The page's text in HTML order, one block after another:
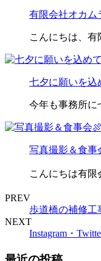
有限会社オカ
こんにちは、
七夕に願いを込
今年も事務所に
写真撮影＆食事
こんにちは有
PREV
歩道橋の補修工
NEXT
Instagram・